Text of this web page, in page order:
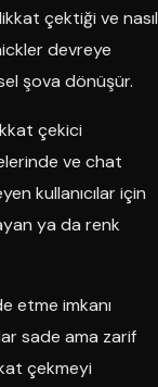
çektiği ve nasıl
devreye
şova dönüşür.
çekici
ve chat
kullanıcılar için
ya da renk
etme imkanı
sade ama zarif
çekmeyi